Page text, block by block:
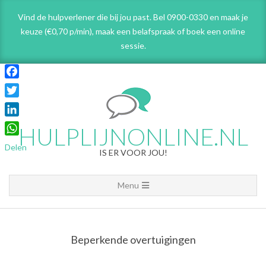
content
Vind de hulpverlener die bij jou past. Bel 0900-0330 en maak je
keuze (€0,70 p/min), maak een belafspraakof boek een online
sessie.
HULPLIJNONLINE.NL
IS ER VOOR JOU!
Navigation
Menu
Menu
Beperkende overtuigingen
Facebook
Twitter
LinkedIn
WhatsApp
Delen